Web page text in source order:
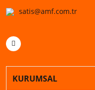
satis@amf.com.tr
KURUMSAL